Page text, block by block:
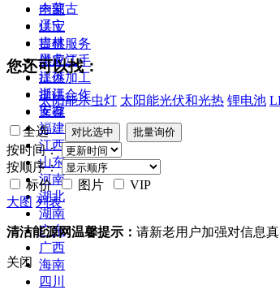
内蒙古
辽宁
吉林
黑龙江
江苏
浙江
安徽
福建
江西
山东
河南
湖北
湖南
广东
广西
海南
四川
全部
供应
提供服务
供应二手
提供加工
提供合作
库存
您还可以找：
太阳能杀虫灯 太阳能光伏和光热 锂电池
全选
按时间：
按顺序：
标价
图片
VIP
大图 列表
清洁能源网温馨提示： 请新老用户加强对信息
关闭